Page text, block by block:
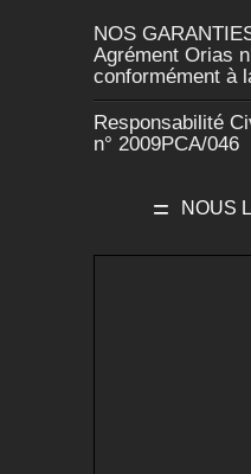
NOS
Agrément Orias
conformément à
Responsabilité
n° 2009PCA/046
NOUS